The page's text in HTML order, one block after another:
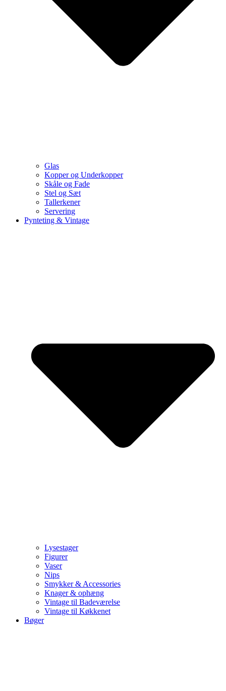
Glas
Kopper og Underkopper
Skåle og Fade
Stel og Sæt
Tallerkener
Servering
Pynteting & Vintage
Lysestager
Figurer
Vaser
Nips
Smykker & Accessories
Knager & ophæng
Vintage til Badeværelse
Vintage til Køkkenet
Bøger